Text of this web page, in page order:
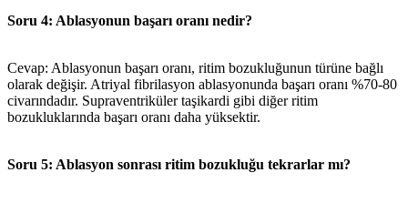
Soru 4: Ablasyonun başarı oranı nedir?
Cevap: Ablasyonun başarı oranı, ritim bozukluğunun türüne bağlı
olarak değişir. Atriyal fibrilasyon ablasyonunda başarı oranı %70-80
civarındadır. Supraventriküler taşikardi gibi diğer ritim
bozukluklarında başarı oranı daha yüksektir.
Soru 5: Ablasyon sonrası ritim bozukluğu tekrarlar mı?